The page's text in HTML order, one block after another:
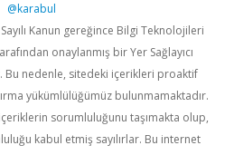
@karabul
Kanun gereğince Bilgi Teknolojileri
onaylanmış bir Yer Sağlayıcı
Bu nedenle, sitedeki içerikleri proaktif
yükümlülüğümüz bulunmamaktadır.
sorumluluğunu taşımakta olup,
kabul etmiş sayılırlar. Bu internet